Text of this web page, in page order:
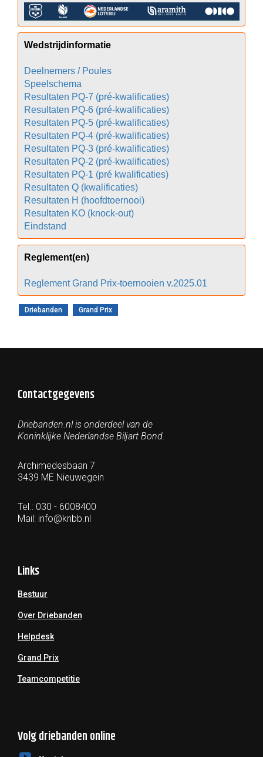
Wedstrijdinformatie
Deelnemers / Poules
Speelschema
Resultaten PQ-7 (pré-kwalificaties)
Resultaten PQ-6 (pré-kwalificaties)
Resultaten PQ-5 (pré-kwalificaties)
Resultaten PQ-4 (pré-kwalificaties)
Resultaten PQ-3 (pré-kwalificaties)
Resultaten PQ-2 (pré-kwalificaties)
Resultaten PQ-1 (pré kwalificaties)
Resultaten Q (kwalificaties)
Resultaten H (hoofdtoernooi)
Resultaten KO (knock-out)
Eindstand
Reglement(en)
Reglement Grand Prix-toernooien v.2025.01
Driebanden Grand Prix
Contactgegevens
Driebanden.nl is onderdeel van de
Koninklijke Nederlandse Biljart Bond.
Archimedesbaan 7
3439 ME Nieuwegein
Tel.: 030 - 6008400
Mail: info@knbb.nl
Links
Bestuur
Over Driebanden
Helpdesk
Grand Prix
Teamcompetitie
Volg driebanden online